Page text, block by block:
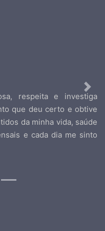
respeita e investiga
que deu certo e obtive
da minha vida, saúde
e cada dia me sinto
Next